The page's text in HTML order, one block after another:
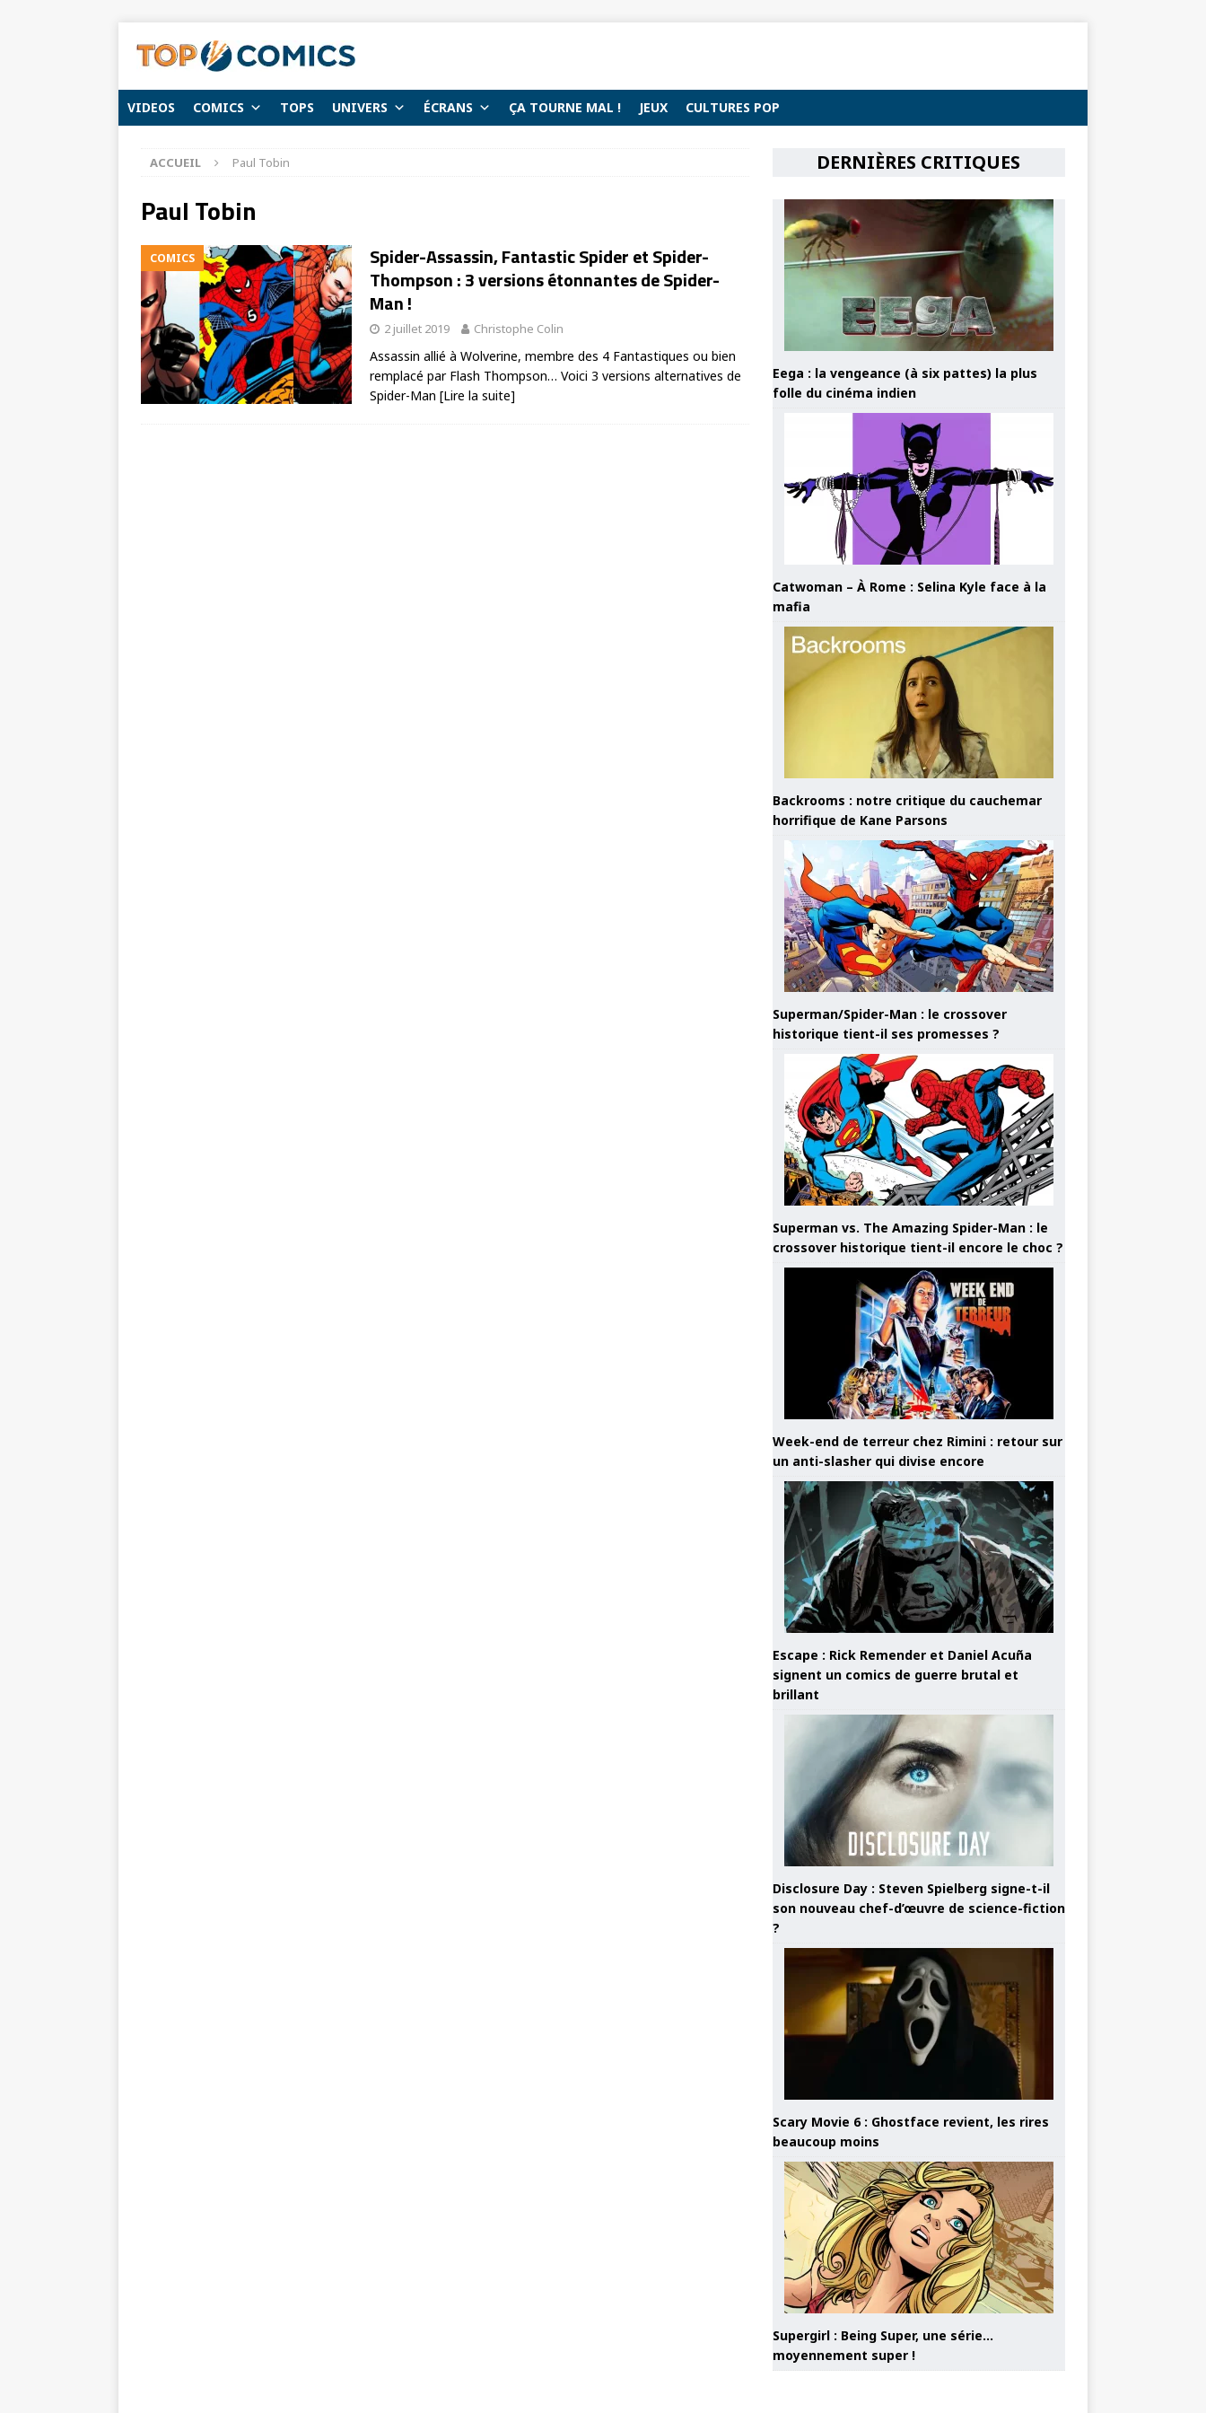
VIDEOS COMICS TOPS UNIVERS ÉCRANS ÇA TOURNE MAL ! JEUX CULTURES POP
ACCUEIL Paul Tobin
Paul Tobin
COMICS
Spider-Assassin, Fantastic Spider et Spider-
Thompson : 3 versions étonnantes de Spider-
Man !
2 juillet 2019 Christophe Colin
Assassin allié à Wolverine, membre des 4 Fantastiques ou bien
remplacé par Flash Thompson… Voici 3 versions alternatives de
Spider-Man [Lire la suite]
DERNIÈRES CRITIQUES
Eega : la vengeance (à six pattes) la plus
folle du cinéma indien
Catwoman – À Rome : Selina Kyle face à la
mafia
Backrooms : notre critique du cauchemar
horrifique de Kane Parsons
Superman/Spider-Man : le crossover
historique tient-il ses promesses ?
Superman vs. The Amazing Spider-Man : le
crossover historique tient-il encore le choc ?
Week-end de terreur chez Rimini : retour sur
un anti-slasher qui divise encore
Escape : Rick Remender et Daniel Acuña
signent un comics de guerre brutal et
brillant
Disclosure Day : Steven Spielberg signe-t-il
son nouveau chef-d’œuvre de science-fiction
?
Scary Movie 6 : Ghostface revient, les rires
beaucoup moins
Supergirl : Being Super, une série…
moyennement super !